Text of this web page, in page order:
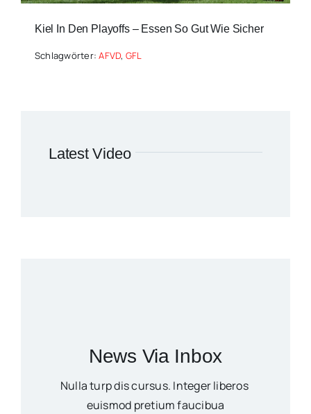
Kiel In Den Playoffs – Essen So Gut Wie Sicher
Schlagwörter:AFVD, GFL
Latest Video
News Via Inbox
Nulla turp dis cursus. Integer liberos
euismod pretium faucibua